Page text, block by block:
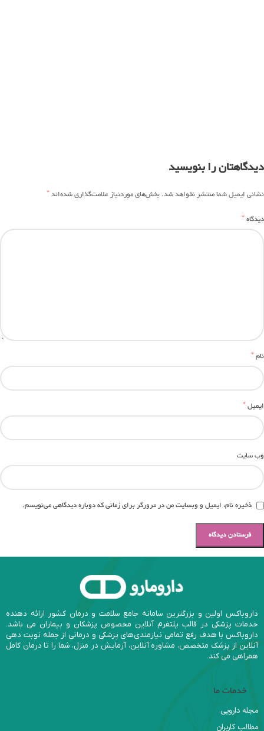
دیدگاهتان را بنویسید
نشانی ایمیل شما منتشر نخواهد شد.بخش‌های موردنیاز علامت‌گذاری شده‌اند*
دیدگاه*
نام*
ایمیل*
وب‌ سایت
ذخیره نام، ایمیل و وبسایت من در مرورگر برای زمانی که دوباره دیدگاهی می‌نویسم.
داروباکس اولین و بزرگترین سامانه جامع سلامت و درمان کشور ارائه دهنده
خدمات پزشکی در قالب پلتفرم آنلاین مخصوص پزشکان و بیماران می باشد.
داروباکس با هدف رفع تمامی نیازمندی‌های پزشکی و درمانی از جمله نوبت دهی
آنلاین از پزشک متخصص، مشاوره آنلاین، آزمایش در منزل، شما را تا درمان کامل
همراهی می کند.
خدمات ما
مجله دارویی
مطالب کاربران